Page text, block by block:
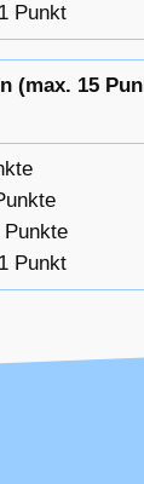
Punkt
(max. 15
Punkt